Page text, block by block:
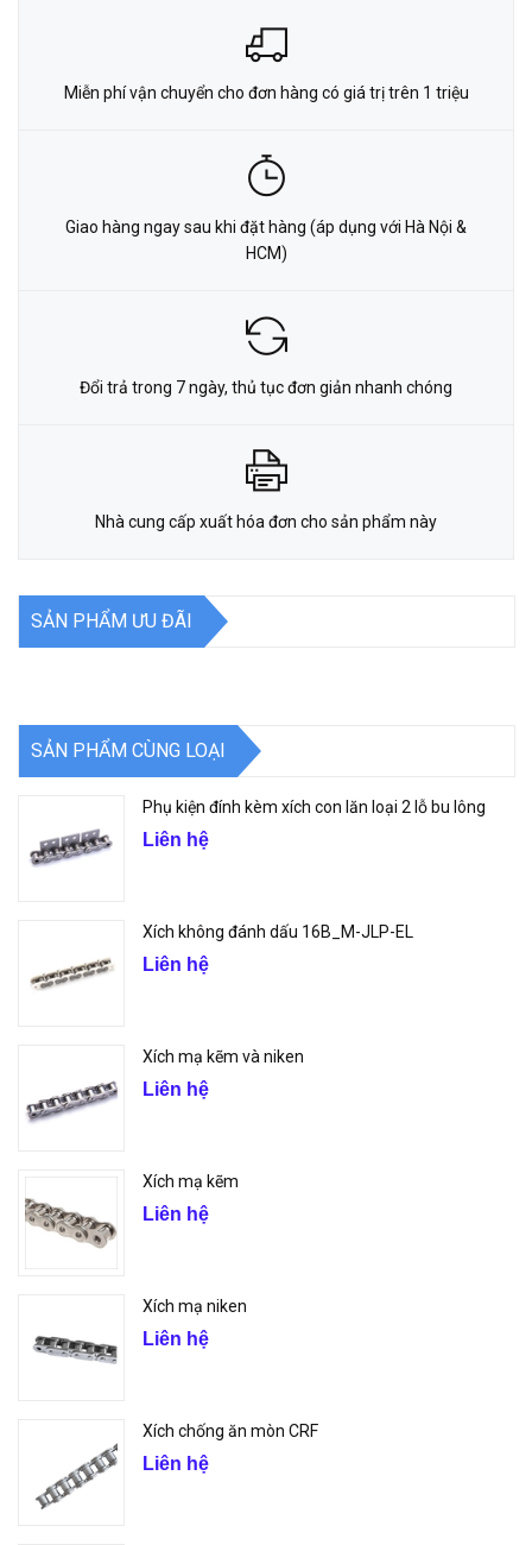
Miễn phí vận chuyển cho đơn hàng có giá trị trên 1 triệu
Giao hàng ngay sau khi đặt hàng (áp dụng với Hà Nội &
HCM)
Đổi trả trong 7 ngày, thủ tục đơn giản nhanh chóng
Nhà cung cấp xuất hóa đơn cho sản phẩm này
SẢN PHẨM ƯU ĐÃI
SẢN PHẨM CÙNG LOẠI
Phụ kiện đính kèm xích con lăn loại 2 lỗ bu lông
Liên hệ
Xích không đánh dấu 16B_M-JLP-EL
Liên hệ
Xích mạ kẽm và niken
Liên hệ
Xích mạ kẽm
Liên hệ
Xích mạ niken
Liên hệ
Xích chống ăn mòn CRF
Liên hệ